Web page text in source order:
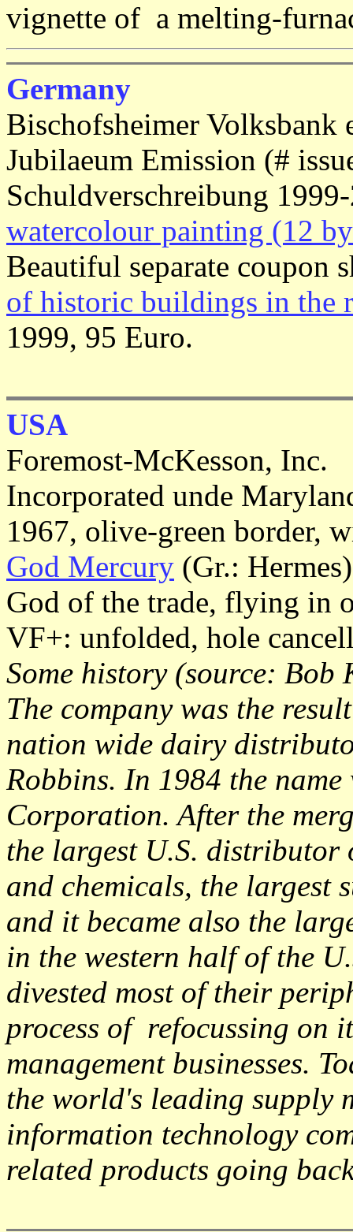
vignette of a melting-
Germany
Bischofsheimer Volksbank
Jubilaeum Emission (#
Schuldverschreibung
watercolour painting (12
Beautiful separate
of historic buildings in the
1999, 95 Euro.
USA
Foremost-McKesson, Inc.
Incorporated unde
1967, olive-green border,
God Mercury (Gr.:
God of the trade, flying in
VF+: unfolded, hole
Some history (source: Bob
The company was the
nation wide dairy
Robbins. In 1984 the
Corporation. After the
the largest U.S. distributor
and chemicals, the largest
and it became also the
in the western half of the
divested most of their
process of refocussing on
management businesses.
the world's leading supply
information technology
related products going